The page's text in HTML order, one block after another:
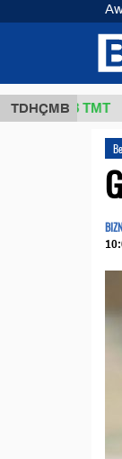
TDHÇMB
37,8 ТМТ